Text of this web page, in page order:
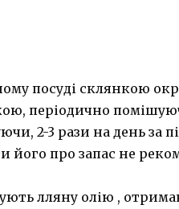
посуді склянкою
періодично
2-3 рази на день за
його про запас не
лляну олію ,